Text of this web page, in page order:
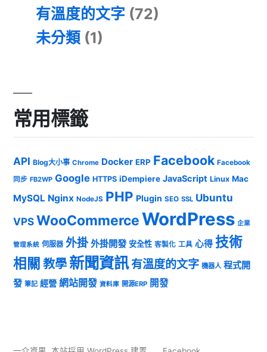
有溫度的文字 (72)
未分類 (1)
常用標籤
API Blog大小事 Chrome Docker ERP Facebook Facebook
同步 FB2WP Google HTTPS iDempiere JavaScript Linux Mac
MySQL Nginx NodeJS PHP Plugin SEO SSL Ubuntu
VPSWooCommerceWordPress 企業
管理系統 伺服器 外掛 外掛開發 安全性 客製化 工具 心得 技術
相關 教學 新聞資訊有溫度的文字 機器人 程式開
發 筆記 經營 網站開發 資料庫 開源ERP 開發